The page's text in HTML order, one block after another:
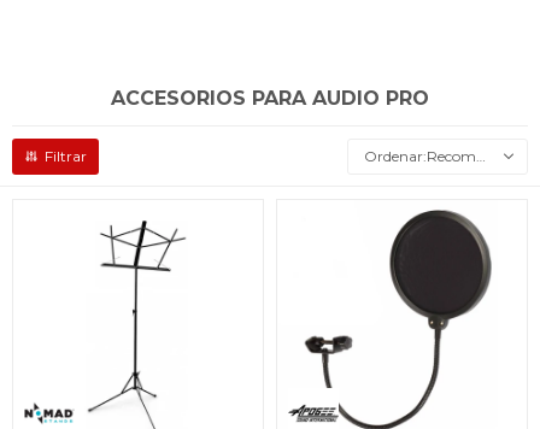
ACCESORIOS PARA AUDIO PRO
Recomendados